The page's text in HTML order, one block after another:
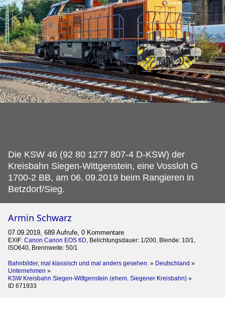
Die KSW 46 (92 80 1277 807-4 D-KSW) der
Kreisbahn Siegen-Wittgenstein, eine Vossloh G
1700-2 BB, am 06. 09.2019 beim Rangieren in
Betzdorf/Sieg.
Armin Schwarz
07.09.2019, 689 Aufrufe, 0 Kommentare
EXIF: Canon Canon EOS 6D, Belichtungsdauer: 1/200, Blende: 10/1,
ISO640, Brennweite: 50/1
Bahnbilder, mal klassisch und mal anders gesehen. » Deutschland »
Unternehmen »
KSW Kreisbahn Siegen-Wittgenstein (ehem. Siegener Kreisbahn) »
ID 671933